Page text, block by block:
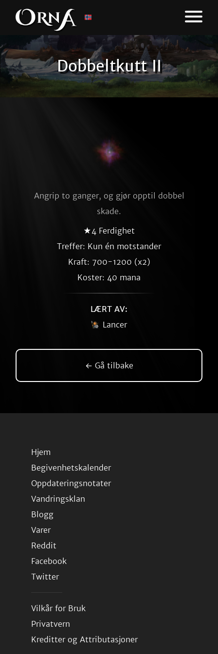
Dobbeltkutt II
Angrip to ganger, og gjør opptil dobbel
skade.
★4 Ferdighet
Treffer: Kun én motstander
Kraft: 700-1200 (x2)
Koster: 40 mana
LÆRT AV:
Lancer
← Gå tilbake
Hjem
Begivenhetskalender
Oppdateringsnotater
Vandringsklan
Blogg
Varer
Reddit
Facebook
Twitter
Vilkår for Bruk
Privatvern
Kreditter og Attributasjoner